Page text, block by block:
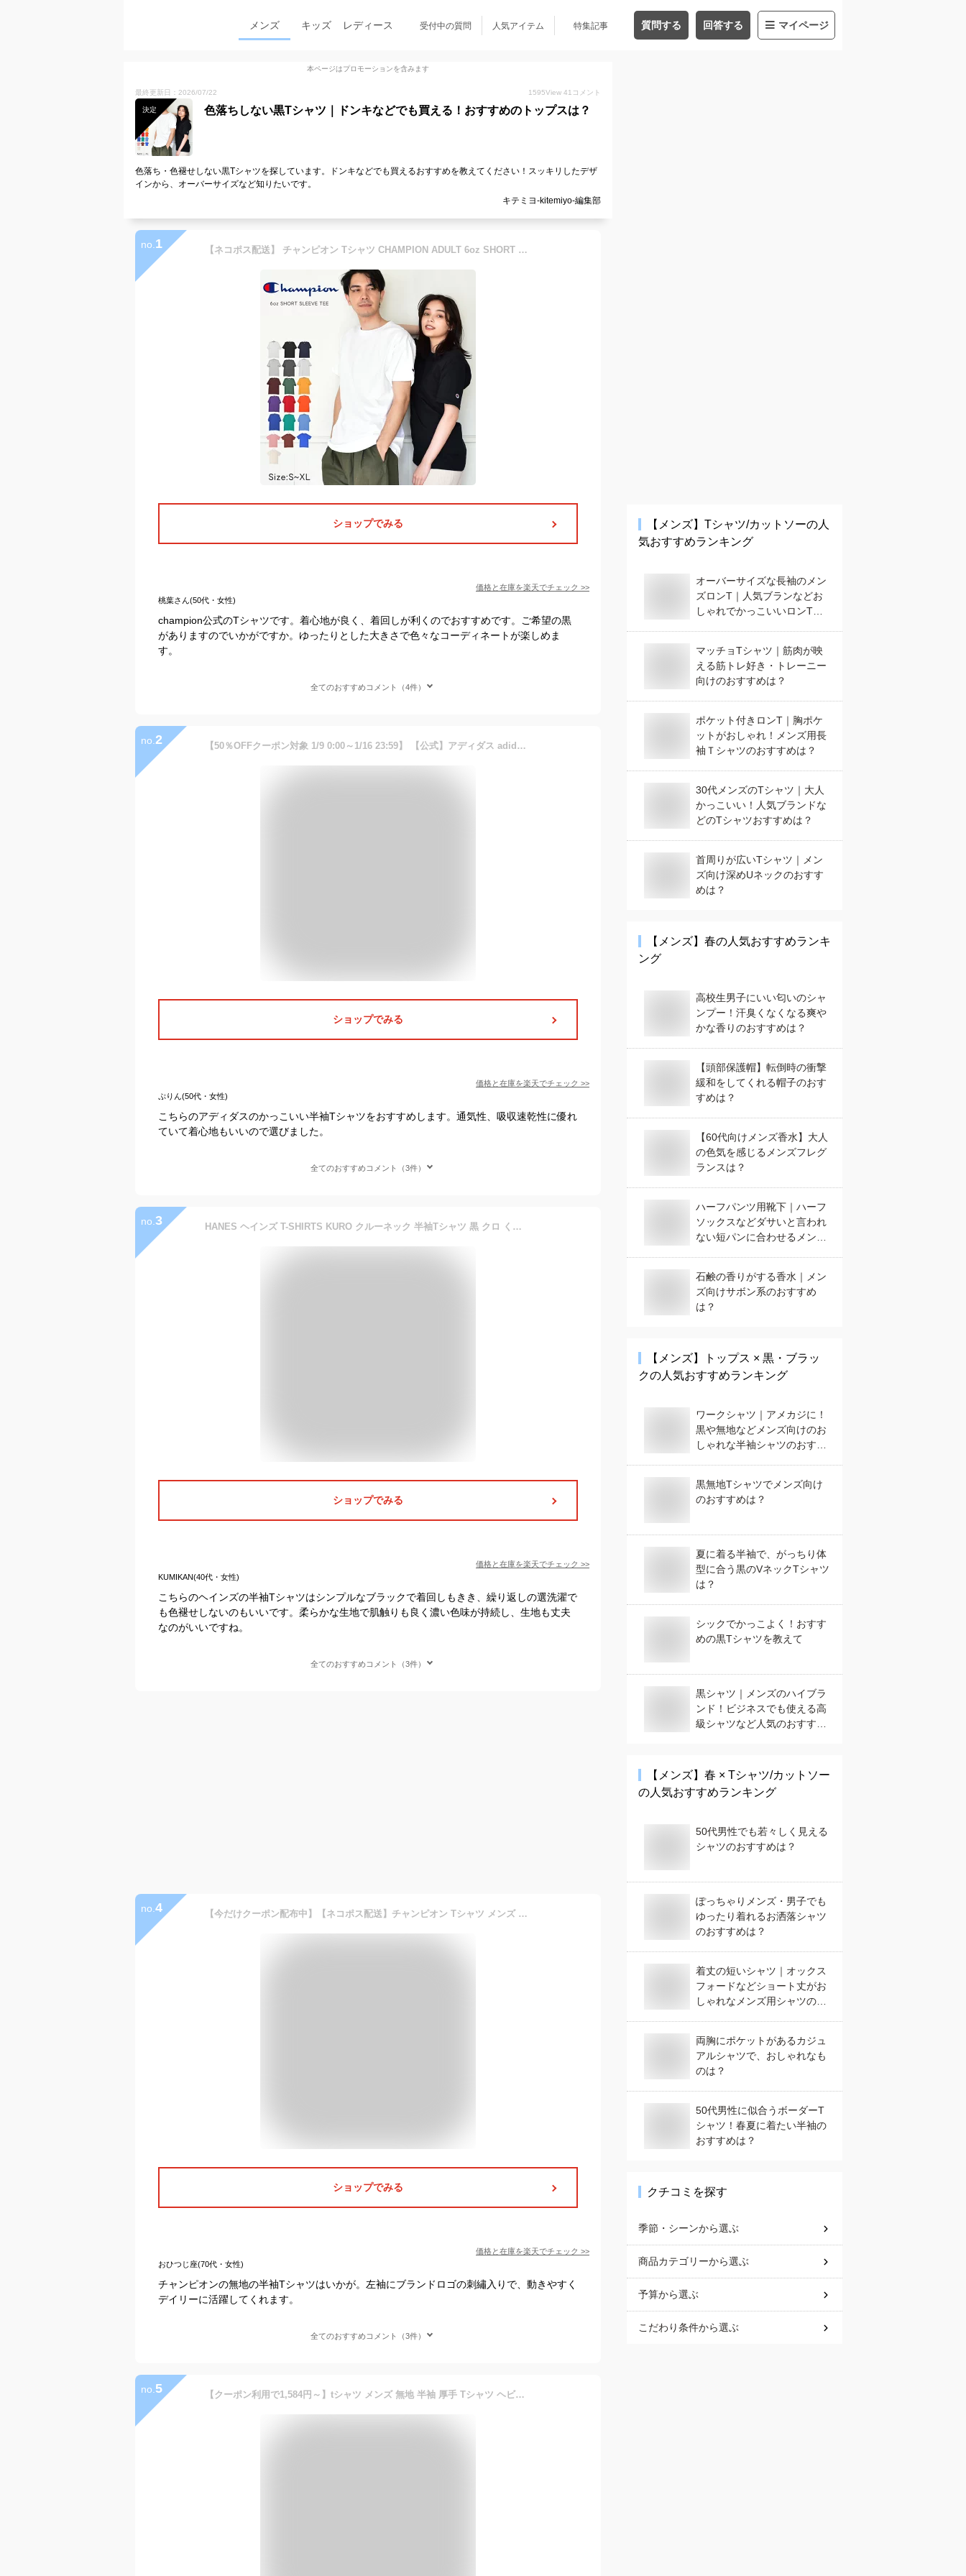
メンズ キッズ レディース 受付中の質問 人気アイテム 特集記事 質問する 回答する マイページ
本ページはプロモーションを含みます
最終更新日：2026/07/22 1595View 41 コメント
決定 色落ちしない黒Tシャツ｜ドンキなどでも買える！おすすめのトップスは？
色落ち・色褪せしない黒Tシャツを探しています。ドンキなどでも買えるおすすめを教えてください！スッキリしたデザ
インから、オーバーサイズなど知りたいです。
キテミヨ-kitemiyo-編集部
no. 1 【ネコポス配送】 チャンピオン Tシャツ CHAMPION ADULT 6oz SHORT SLEEVE TEE メンズ レディース ブラック 黒 ホワイト 白 T425 トップス カジュアル シンプル Tシャツ 半袖 ストリート 大きいサイズ ブランド ロゴ 刺繍 刺しゅう デイリー インナー|slz|
ショップでみる
価格と在庫を楽天でチェック >>
桃葉さん(50代・女性)
champion公式のTシャツです。着心地が良く、着回しが利くのでおすすめです。ご希望の黒
がありますのでいかがですか。ゆったりとした大きさで色々なコーディネートが楽しめま
す。
全てのおすすめコメント（4件）
no. 2 【50％OFFクーポン対象 1/9 0:00～1/16 23:59】 【公式】アディダス adidas 返品可 ライフスタイル BrandLove 半袖Tシャツ スポーツウェア メンズ ウェア・服 Tシャツ 黒 ブラック IC6802 半袖 夏 【PT】
ショップでみる
価格と在庫を楽天でチェック >>
ぷりん(50代・女性)
こちらのアディダスのかっこいい半袖Tシャツをおすすめします。通気性、吸収速乾性に優れ
ていて着心地もいいので選びました。
全てのおすすめコメント（3件）
no. 3 HANES ヘインズ T-SHIRTS KURO クルーネック 半袖Tシャツ 黒 クロ くろ ブラック 無地 半T 黒T パックTシャツ メンズ HM1-B201
ショップでみる
価格と在庫を楽天でチェック >>
KUMIKAN(40代・女性)
こちらのヘインズの半袖Tシャツはシンプルなブラックで着回しもきき、繰り返しの選洗濯で
も色褪せしないのもいいです。柔らかな生地で肌触りも良く濃い色味が持続し、生地も丈夫
なのがいいですね。
全てのおすすめコメント（3件）
no. 4 【今だけクーポン配布中】【ネコポス配送】チャンピオン Tシャツ メンズ レディース ADULT 6oz SHORT SLEEVE TEE CHAMPION T425 ウェア ウエア トップス カジュアル ストリート 大きいサイズ ロゴ 刺繍 半袖 パープル グリーン ピンク オレンジ ブラック 黒 ホワイト 白
ショップでみる
価格と在庫を楽天でチェック >>
おひつじ座(70代・女性)
チャンピオンの無地の半袖Tシャツはいかが。左袖にブランドロゴの刺繡入りで、動きやすく
デイリーに活躍してくれます。
全てのおすすめコメント（3件）
no. 5 【クーポン利用で1,584円～】tシャツ メンズ 無地 半袖 厚手 Tシャツ ヘビーウェイト 1枚 単品 3枚組 白 黒 グレー ネイビー ドライ 大きいサイズ まとめ買い BALLOT バロット ASTYSHOP 送料無料
【メンズ】 Tシャツ/カットソーの人
気おすすめランキング
オーバーサイズな長袖のメン
ズロンT｜人気ブランなどお
しゃれでかっこいいロンTの
マッチョTシャツ｜筋肉が映
える筋トレ好き・トレーニー
向けのおすすめは？
ポケット付きロンT｜胸ポケ
ットがおしゃれ！メンズ用長
袖Ｔシャツのおすすめは？
30代メンズのTシャツ｜大人
かっこいい！人気ブランドな
どのTシャツおすすめは？
首周りが広いTシャツ｜メン
ズ向け深めUネックのおすす
めは？
【メンズ】 春の人気おすすめランキ
ング
高校生男子にいい匂いのシャ
ンプー！汗臭くなくなる爽や
かな香りのおすすめは？
【頭部保護帽】転倒時の衝撃
緩和をしてくれる帽子のおす
すめは？
【60代向けメンズ香水】大人
の色気を感じるメンズフレグ
ランスは？
ハーフパンツ用靴下｜ハーフ
ソックスなどダサいと言われ
ない短パンに合わせるメンズ
石鹸の香りがする香水｜メン
ズ向けサボン系のおすすめ
は？
【メンズ】
トップス × 黒・ブラッ
クの人気おすすめランキング
ワークシャツ｜アメカジに！
黒や無地などメンズ向けのお
しゃれな半袖シャツのおすす
黒無地Tシャツでメンズ向け
のおすすめは？
夏に着る半袖で、がっちり体
型に合う黒のVネックTシャツ
は？
シックでかっこよく！おすす
めの黒Tシャツを教えて
黒シャツ｜メンズのハイブラ
ンド！ビジネスでも使える高
級シャツなど人気のおすすめ
【メンズ】 春 × Tシャツ/カットソー
の人気おすすめランキング
50代男性でも若々しく見える
シャツのおすすめは？
ぽっちゃりメンズ・男子でも
ゆったり着れるお洒落シャツ
のおすすめは？
着丈の短いシャツ｜オックス
フォードなどショート丈がお
しゃれなメンズ用シャツのお
両胸にポケットがあるカジュ
アルシャツで、おしゃれなも
のは？
50代男性に似合うボーダーT
シャツ！春夏に着たい半袖の
おすすめは？
クチコミを探す
季節・シーンから選ぶ
商品カテゴリーから選ぶ
予算から選ぶ
こだわり条件から選ぶ